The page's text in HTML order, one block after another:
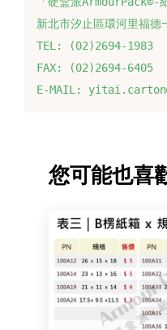
新北市汐止區環河里福德
TEL: (02)2694-1983
FAX: (02)2694-6405
E-MAIL:
您可能也喜